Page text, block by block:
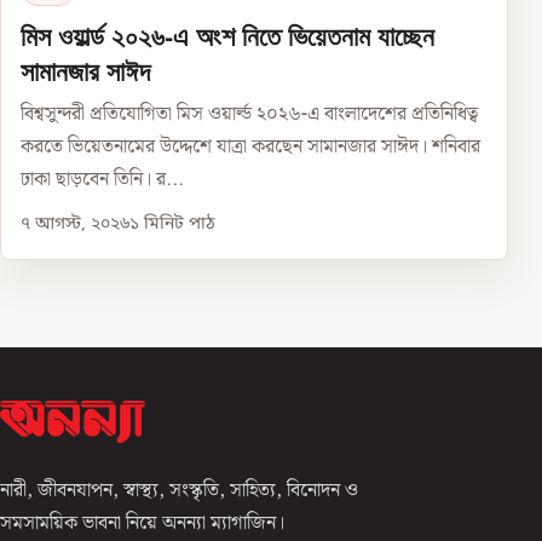
মিস ওয়ার্ল্ড ২০২৬-এ অংশ নিতে ভিয়েতনাম যাচ্ছেন
সামানজার সাঈদ
বিশ্বসুন্দরী প্রতিযোগিতা মিস ওয়ার্ল্ড ২০২৬-এ বাংলাদেশের প্রতিনিধিত্ব
করতে ভিয়েতনামের উদ্দেশে যাত্রা করছেন সামানজার সাঈদ। শনিবার
ঢাকা ছাড়বেন তিনি। র...
৭ আগস্ট, ২০২৬১ মিনিট পাঠ
নারী, জীবনযাপন, স্বাস্থ্য, সংস্কৃতি, সাহিত্য, বিনোদন ও
সমসাময়িক ভাবনা নিয়ে অনন্যা ম্যাগাজিন।